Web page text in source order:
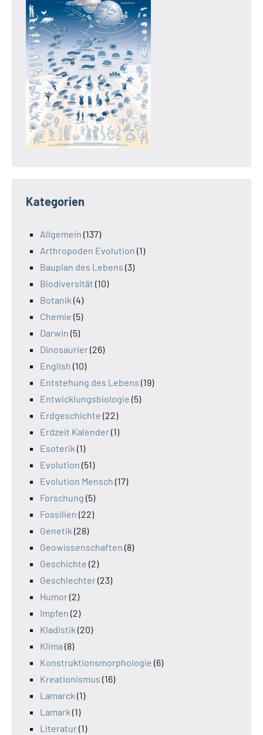
Kategorien
Allgemein (137)
Arthropoden Evolution (1)
Bauplan des Lebens (3)
Biodiversität (10)
Botanik (4)
Chemie (5)
Darwin (5)
Dinosaurier(26)
English (10)
Entstehung des Lebens (19)
Entwicklungsbiologie (5)
Erdgeschichte (22)
Erdzeit Kalender(1)
Esoterik (1)
Evolution (51)
Evolution Mensch (17)
Forschung (5)
Fossilien (22)
Genetik (28)
Geowissenschaften (8)
Geschichte (2)
Geschlechter(23)
Humor(2)
Impfen (2)
Kladistik (20)
Klima (8)
Konstruktionsmorphologie (6)
Kreationismus (16)
Lamarck (1)
Lamark (1)
Literatur(1)